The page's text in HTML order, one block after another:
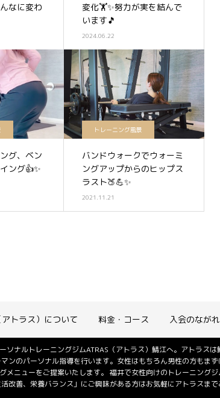
なに変わ
変化🏋️✨努力が実を結んで
います🎵
2024.06.22
グ、ベン
ング👍✨
トレーニング風景
バンドウォークでウォーミ
ングアップからのヒップス
ラスト🍑💪✨
2021.11.21
アトラス）について 料金・コース 入会のながれ
ナルトレーニングジムATRAS（アトラス）鯖江へ。アトラス
ンのパーソナル指導を行います。女性はもちろん男性の方もま
ニューをご提案いたします。 福井で女性向けのトレーニング
改善、栄養バランス」にご興味がある方はお気軽にアトラスま